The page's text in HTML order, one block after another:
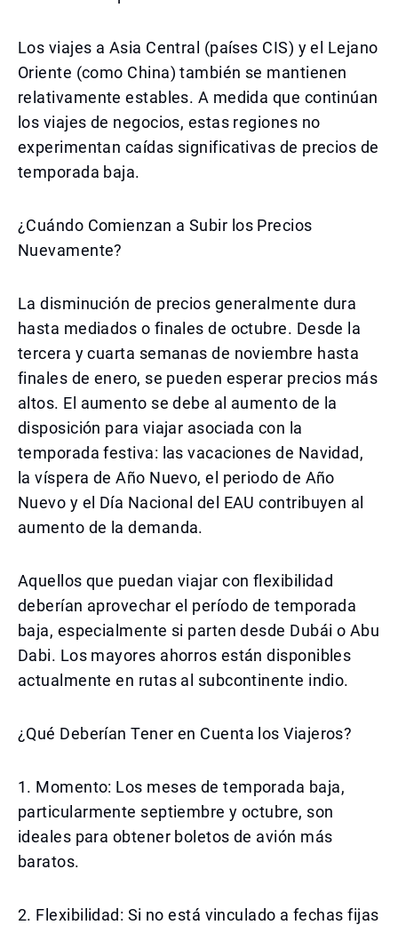
Los viajes a Asia Central (países CIS) y el Lejano
Oriente (como China) también se mantienen
relativamente estables. A medida que continúan
los viajes de negocios, estas regiones no
experimentan caídas significativas de precios de
temporada baja.
¿Cuándo Comienzan a Subir los Precios
Nuevamente?
La disminución de precios generalmente dura
hasta mediados o finales de octubre. Desde la
tercera y cuarta semanas de noviembre hasta
finales de enero, se pueden esperar precios más
altos. El aumento se debe al aumento de la
disposición para viajar asociada con la
temporada festiva: las vacaciones de Navidad,
la víspera de Año Nuevo, el periodo de Año
Nuevo y el Día Nacional del EAU contribuyen al
aumento de la demanda.
Aquellos que puedan viajar con flexibilidad
deberían aprovechar el período de temporada
baja, especialmente si parten desde Dubái o Abu
Dabi. Los mayores ahorros están disponibles
actualmente en rutas al subcontinente indio.
¿Qué Deberían Tener en Cuenta los Viajeros?
1. Momento: Los meses de temporada baja,
particularmente septiembre y octubre, son
ideales para obtener boletos de avión más
baratos.
2. Flexibilidad: Si no está vinculado a fechas fijas